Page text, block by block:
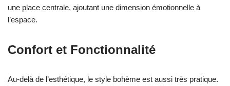
une place centrale, ajoutant une dimension émotionnelle à
l’espace.
Confort et Fonctionnalité
Au-delà de l’esthétique, le style bohème est aussi très pratique.